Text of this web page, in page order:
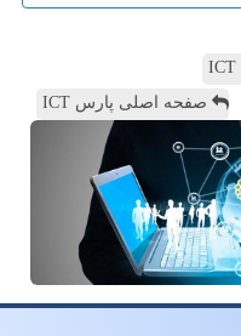
صفحه اصلی پارس ICT